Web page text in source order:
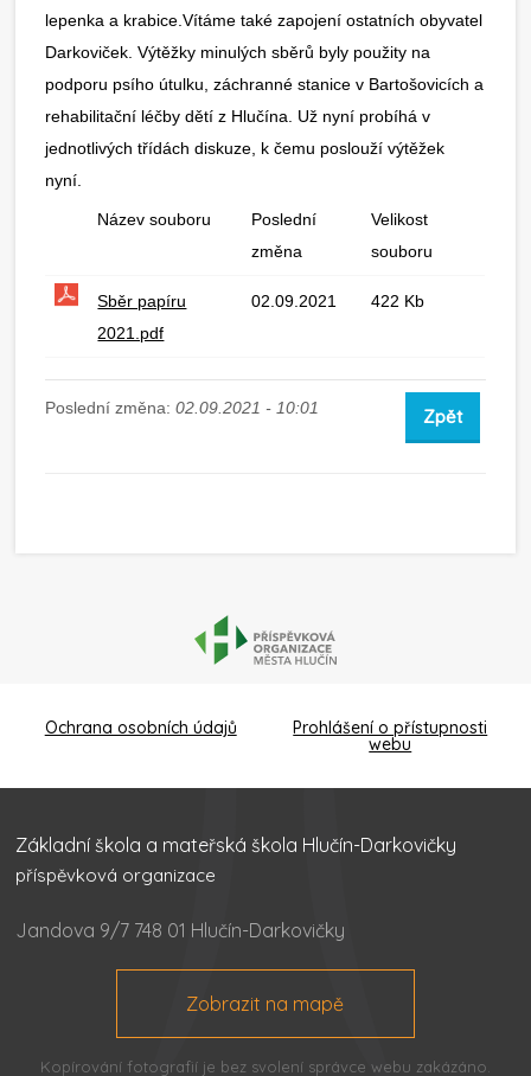
lepenka a krabice.Vítáme také zapojení ostatních obyvatel
Darkoviček. Výtěžky minulých sběrů byly použity na
podporu psího útulku, záchranné stanice v Bartošovicích a
rehabilitační léčby dětí z Hlučína. Už nyní probíhá v
jednotlivých třídách diskuze, k čemu poslouží výtěžek
nyní.
Název souboru
Poslední
změna
Velikost
souboru
Sběr papíru
2021.pdf
02.09.2021 422 Kb
Poslední změna:02.09.2021 - 10:01 Zpět
Ochrana osobních údajů Prohlášení o přístupnosti
webu
Základní škola a mateřská škola Hlučín-Darkovičky
příspěvková organizace
Jandova 9/7 748 01 Hlučín-Darkovičky
Zobrazit na mapě
Kopírování fotografií je bez svolení správce webu zakázáno.